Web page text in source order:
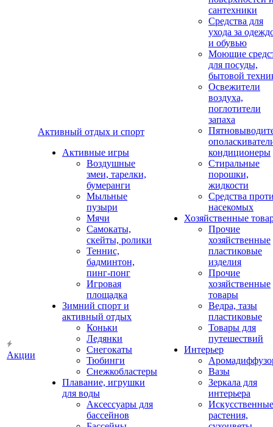
Акции
Активный отдых и спорт
Активные игры
Воздушные
змеи, тарелки,
бумеранги
Мыльные
пузыри
Мячи
Самокаты,
скейты, ролики
Теннис,
бадминтон,
пинг-понг
Игровая
площадка
Зимний спорт и
активный отдых
Коньки
Ледянки
Снегокаты
Тюбинги
Снежкобластеры
Плавание, игрушки
для воды
Аксессуары для
бассейнов
сантехники
Средства для
ухода за
и обувью
Моющие
для посуды,
бытовой
Освежители
воздуха,
поглотители
запаха
кондиционеры
Стиральные
порошки,
жидкости
Средства
насекомых
Хозяйственные
Прочие
хозяйственные
пластиковые
изделия
Прочие
хозяйственные
товары
Ведра, тазы
пластиковые
Товары для
путешествий
Интерьер
Вазы
Зеркала для
интерьера
Искусственные
растения,